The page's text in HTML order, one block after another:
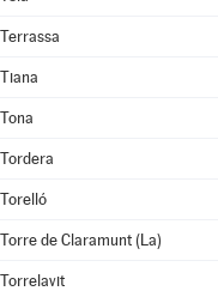
Terrassa
Tiana
Tona
Tordera
Torelló
Torre de Claramunt (La)
Torrelavit